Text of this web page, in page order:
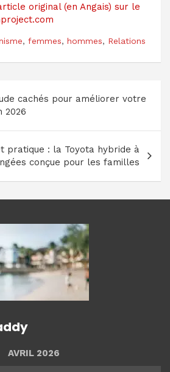
original (en Angais) sur le
, femmes, hommes, Relations
cachés pour améliorer votre
2026
pratique : la Toyota hybride à
conçue pour les familles
AVRIL 2026